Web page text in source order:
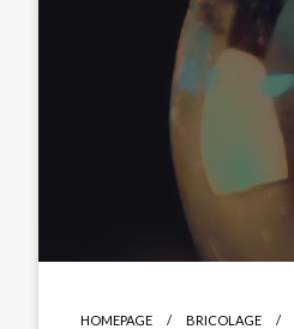
HOMEPAGE BRICOLAGE